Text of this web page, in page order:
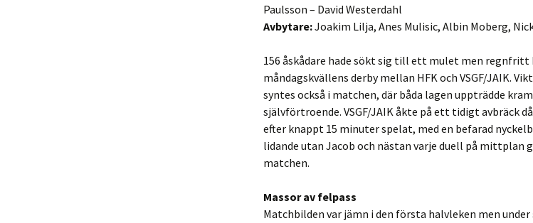
Paulsson – David Westerdahl
Avbytare:Joakim Lilja, Anes Mulisic, Albin Moberg,
156 åskådare hade sökt sig till ett mulet men
måndagskvällens derby mellan HFK och VSGF/JAIK.
syntes också i matchen, där båda lagen uppträdde
självförtroende. VSGF/JAIK åkte på ett tidigt avbräck
efter knappt 15 minuter spelat, med en befarad
lidande utan Jacob och nästan varje duell på mittplan
matchen.
Massor av felpass
Matchbilden var jämn i den första halvleken men under